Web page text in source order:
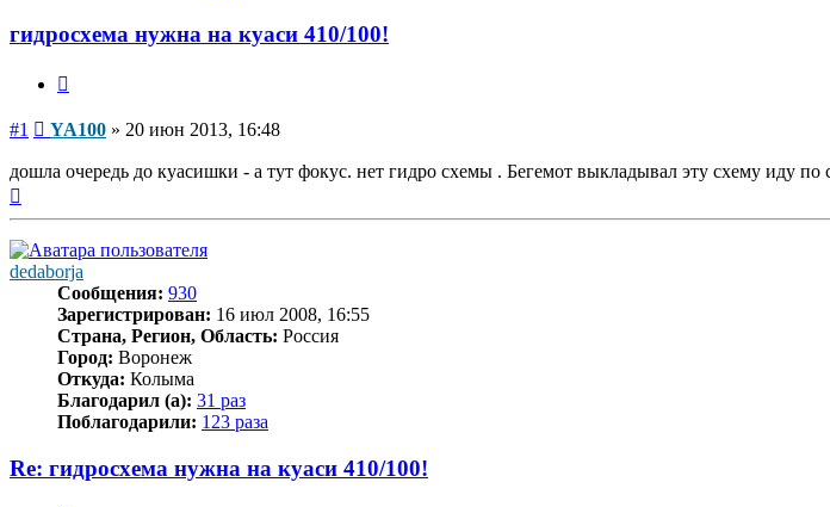
гидросхема нужна на куаси 410/100!
#1 Сообщение
YA100 » 20 июн 2013, 16:48
дошла очередь до куасишки - а тут фокус. нет гидро схемы . Бегемот выкладывал эту схему иду
dedaborja
Сообщения: 930
Зарегистрирован: 16 июл 2008, 16:55
Страна, Регион, Область: Россия
Город: Воронеж
Откуда: Колыма
Благодарил (а): 31 раз
Поблагодарили: 123 раза
Re: гидросхема нужна на куаси 410/100!